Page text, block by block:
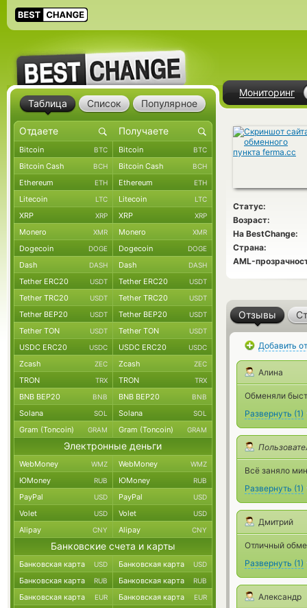
Мониторинг
Статус:
Возраст:
На BestChange:
Страна:
AML-
Отзывы
Добавить
Алина
Обменяли
Развернуть (1)
Всё заняло
Развернуть (1)
Дмитрий
Отличный
Развернуть (1)
Александр
Таблица Список Популярное
Bitcoin BTC Bitcoin BTC
Bitcoin Cash BCH Bitcoin Cash BCH
Ethereum ETH Ethereum ETH
Litecoin LTC Litecoin LTC
XRP XRP XRP XRP
Monero XMR Monero XMR
Dogecoin DOGE Dogecoin DOGE
Dash DASH Dash DASH
Tether ERC20 USDT Tether ERC20 USDT
Tether TRC20 USDT Tether TRC20 USDT
Tether BEP20 USDT Tether BEP20 USDT
Tether TON USDT Tether TON USDT
USDC ERC20 USDC USDC ERC20 USDC
Zcash ZEC Zcash ZEC
TRON TRX TRON TRX
BNB BEP20 BNB BNB BEP20 BNB
Solana SOL Solana SOL
Gram (Toncoin) GRAM Gram (Toncoin) GRAM
Электронные деньги
WebMoney WMZ WebMoney WMZ
ЮMoney RUB ЮMoney RUB
PayPal USD PayPal USD
Volet USD Volet USD
Alipay CNY Alipay CNY
Банковские счета и карты
Банковская карта USD Банковская карта USD
Банковская карта RUB Банковская карта RUB
Банковская карта EUR Банковская карта EUR